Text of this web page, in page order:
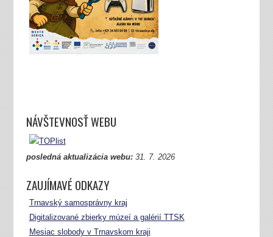
NÁVŠTEVNOSŤ WEBU
posledná aktualizácia webu:31. 7. 2026
ZAUJÍMAVÉ ODKAZY
Trnavský samosprávny kraj
Digitalizované zbierky múzeí a galérií TTSK
Mesiac slobody v Trnavskom kraji